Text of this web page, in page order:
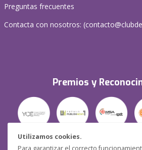
Utilizamos cookies.
Para garantizar el correcto
Preguntas frecuentes
Contacta con nosotros: (
Premios y